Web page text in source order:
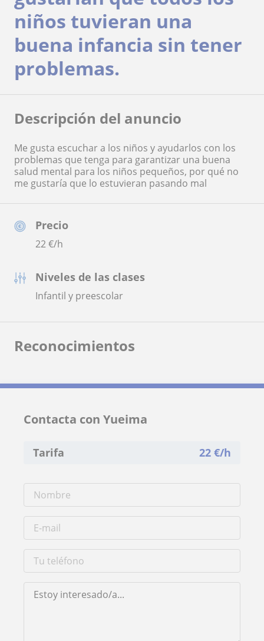
Precio
22€/h
Niveles de las clases
Infantil y preescolar
niños tuvieran una
buena infancia sin tener
problemas.
Descripción del anuncio
Me gusta escuchar a los niños y ayudarlos con los
problemas que tenga para garantizar una buena
salud mental para los niños pequeños, por qué no
me gustaría que lo estuvieran pasando mal
Reconocimientos
Contacta con Yueima
Tarifa 22 €/h